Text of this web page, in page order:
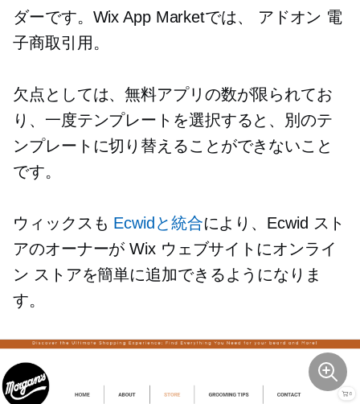
ダーです。Wix App Marketでは、 アドオン 電
子商取引用。
欠点としては、無料アプリの数が限られてお
り、一度テンプレートを選択すると、別のテ
ンプレートに切り替えることができないこと
です。
ウィックスも Ecwidと統合により、Ecwid スト
アのオーナーが Wix ウェブサイトにオンライ
ン ストアを簡単に追加できるようになりま
す。